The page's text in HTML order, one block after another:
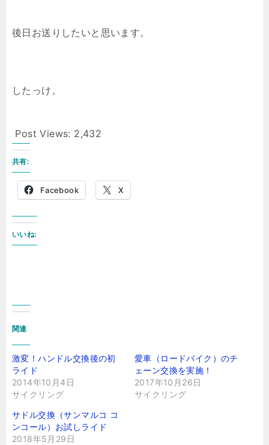
後日お送りしたいと思います。
したっけ。
Post Views: 2,432
共有:
Facebook X
いいね:
関連
激変！ハンドル交換後の初
ライド
2014年10月4日
サイクリング
愛車（ロードバイク）のチ
ェーン交換を実施！
2017年10月26日
サイクリング
サドル交換（サンマルコ コ
ンコール）お試しライド
2018年5月29日